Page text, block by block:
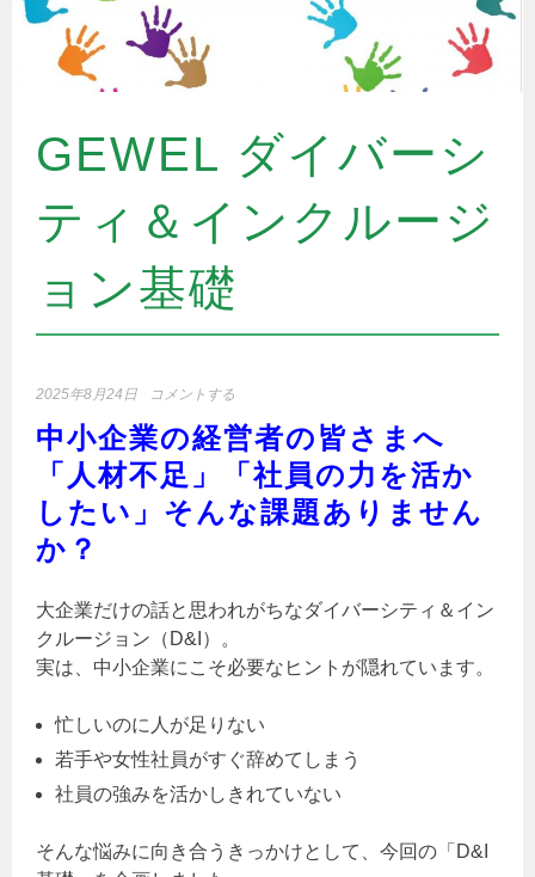
GEWEL ダイバーシ
ティ＆インクルージ
ョン基礎
2025年8月24日 コメントする
中小企業の経営者の皆さまへ
「人材不足」「社員の力を活か
したい」そんな課題ありません
か？
大企業だけの話と思われがちなダイバーシティ＆イン
クルージョン（D&I）。
実は、中小企業にこそ必要なヒントが隠れています。
忙しいのに人が足りない
若手や女性社員がすぐ辞めてしまう
社員の強みを活かしきれていない
そんな悩みに向き合うきっかけとして、今回の「D&I